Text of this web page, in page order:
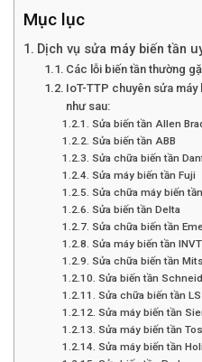
Mục lục
Dịch vụ sửa máy biến tần
Các lỗi biến tần thường
IoT-TTP chuyên sửa
như sau:
Sửa biến tần Allen
Sửa biến tần ABB
Sửa chữa biến tần
Sửa máy biến tần Fuji
Sửa chữa máy biến
Sửa biến tần Delta
Sửa chữa biến tần
Sửa máy biến tần INVT
Sửa chữa biến tần
Sửa biến tần
Sửa chữa biến tần LS
Sửa máy biến tần
Sửa máy biến tần
Sửa máy biến tần